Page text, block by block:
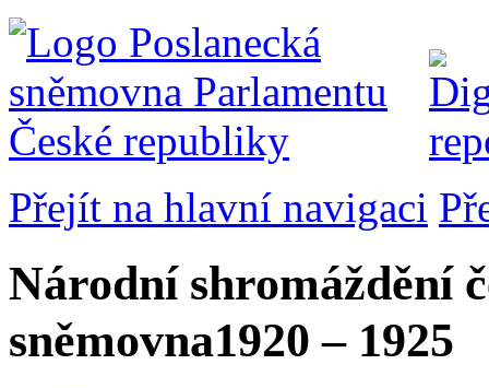
Přejít na hlavní navigaci
Národní shromáždění
sněmovna1920 – 1925